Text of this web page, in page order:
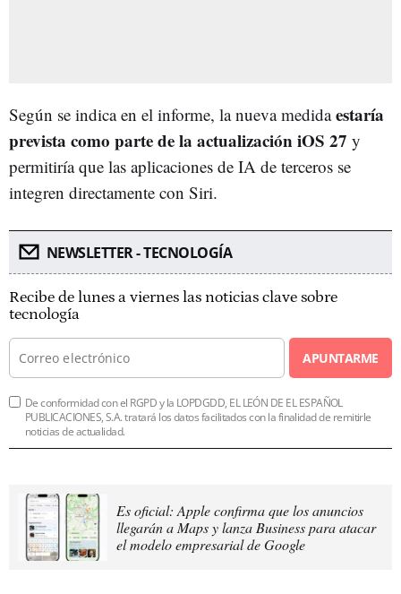
Según se indica en el informe, la nueva medidaestaría
prevista como parte de la actualización iOS 27 y
permitiría que las aplicaciones de IA de terceros se
integren directamente con Siri.
NEWSLETTER - TECNOLOGÍA
Recibe de lunes a viernes las noticias clave sobre
tecnología
APUNTARME
De conformidad con el RGPD y la LOPDGDD, EL LEÓN DE EL ESPAÑOL
PUBLICACIONES, S.A. tratará los datos facilitados con la finalidad de remitirle
noticias de actualidad.
Es oficial: Apple confirma que los anuncios
llegarán a Maps y lanza Business para atacar
el modelo empresarial de Google